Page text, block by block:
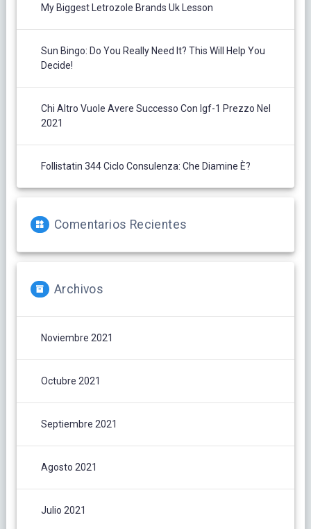
My Biggest Letrozole Brands Uk Lesson
Sun Bingo: Do You Really Need It? This Will Help You
Decide!
Chi Altro Vuole Avere Successo Con Igf-1 Prezzo Nel
2021
Follistatin 344 Ciclo Consulenza: Che Diamine È?
Comentarios Recientes
Archivos
Noviembre 2021
Octubre 2021
Septiembre 2021
Agosto 2021
Julio 2021